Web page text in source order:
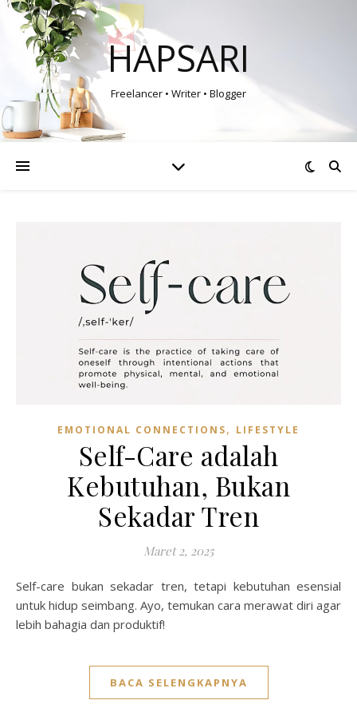
HAPSARI
Freelancer • Writer • Blogger
EMOTIONAL CONNECTIONS, LIFESTYLE
Self-Care adalah
Kebutuhan, Bukan
Sekadar Tren
Maret 2, 2025
Self-care bukan sekadar tren, tetapi kebutuhan esensial
untuk hidup seimbang. Ayo, temukan cara merawat diri agar
lebih bahagia dan produktif!
BACA SELENGKAPNYA